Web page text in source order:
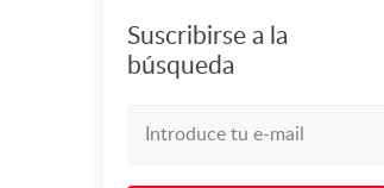
Suscribirse a la
búsqueda